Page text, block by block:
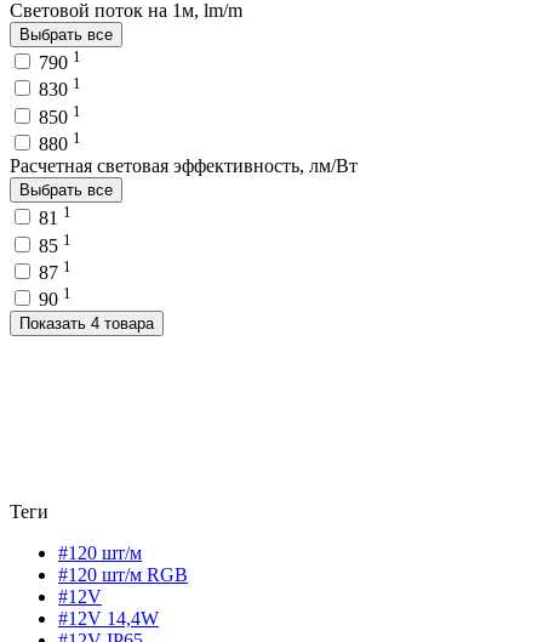
Световой поток на 1м, lm/m
Выбрать все
790 1
830 1
850 1
880 1
Расчетная световая эффективность, лм/Вт
Выбрать все
81 1
85 1
87 1
90 1
Показать 4 товара
Теги
#120 шт/м
#120 шт/м RGB
#12V
#12V 14,4W